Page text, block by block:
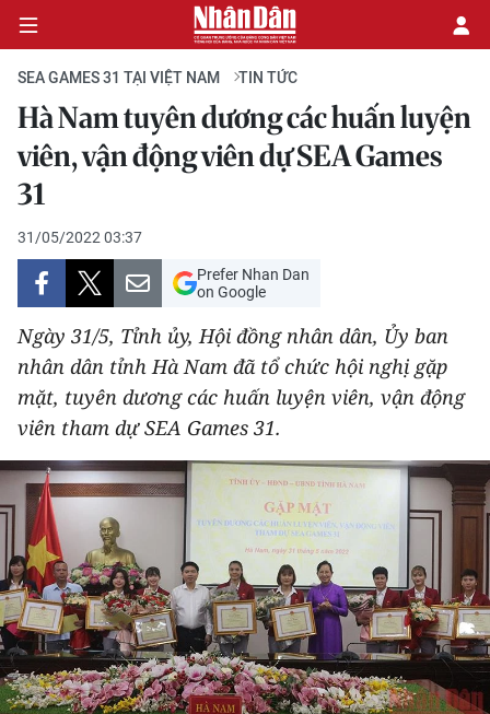
CHÍNH TRỊ
KINH TẾ
VĂN HÓA
XÃ HỘI
PHÁP LUẬT
DU LỊCH
THẾ GIỚI
THỂ THAO
GIÁO DỤC
Y TẾ
KHOA HỌC - CÔNG NGHỆ
SEA GAMES 31 TẠI VIỆT NAM TIN TỨC
Hà Nam tuyên dương các huấn luyện
viên, vận động viên dự SEA Games
31
31/05/2022 03:37
Prefer Nhan Dan
on Google
Ngày 31/5, Tỉnh ủy, Hội đồng nhân dân, Ủy ban
nhân dân tỉnh Hà Nam đã tổ chức hội nghị gặp
mặt, tuyên dương các huấn luyện viên, vận động
viên tham dự SEA Games 31.